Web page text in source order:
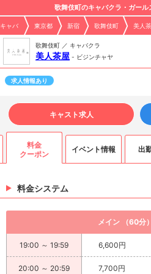
歌舞伎町のキャバクラ・ガール
ャバ 東京都 新宿 歌舞伎町 美人
歌舞伎町 ／ キャバクラ
美人茶屋 - ビジンチャヤ
求人情報あり
キャスト求人
料金
クーポン
イベント情報 出
料金システム
メイン （60分
19:00 ～ 19:59 6,600円
20:00 ～ 20:59 7,700円